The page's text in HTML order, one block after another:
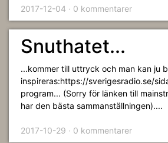
2017-12-04 · 0 kommentarer
Snuthatet...
...kommer till uttryck och man kan ju
inspireras:https://sverigesradio.se/
program... (Sorry för länken till
har den bästa sammanställningen)....
2017-10-29 · 0 kommentarer